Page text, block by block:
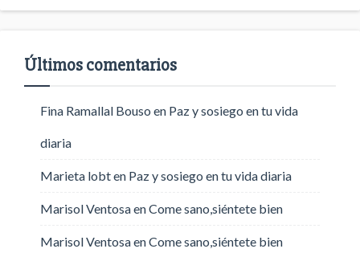
Últimos comentarios
Fina Ramallal Bouso en Paz y sosiego en tu vida
diaria
Marieta lobten Paz y sosiego en tu vida diaria
Marisol VentosaenCome sano,siéntete bien
Marisol VentosaenCome sano,siéntete bien